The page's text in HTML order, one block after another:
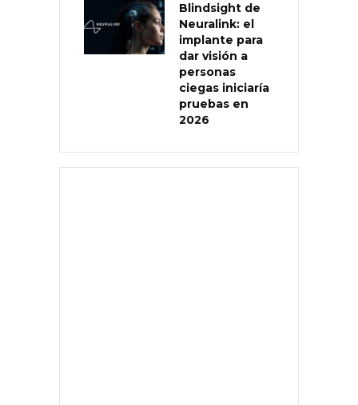
Blindsight de
Neuralink: el
implante para
dar visión a
personas
ciegas iniciaría
pruebas en
2026